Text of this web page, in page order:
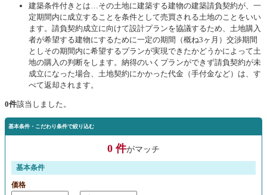
建築条件付きとは…その土地に建築する建物の建築請負契約が、一
定期間内に成立することを条件として売買される土地のことをいい
ます。請負契約成立に向けて設計プランを協議するため、土地購入
者が希望する建物にするために一定の期間（概ね3ヶ月）交渉期間
としその期間内に希望するプランが実現できたかどうかによって土
地の購入の判断をします。納得のいくプランができず請負契約が未
成立になった場合、土地契約にかかった代金（手付金など）は、す
べて返却されます。
0件該当しました。
基本条件・こだわり条件で絞り込む
0 件がマッチ
基本条件
価格